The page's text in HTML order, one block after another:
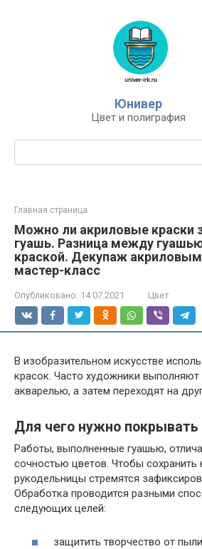
Юнивер
Цвет и полиграфия
Главная страница
Можно ли акриловые краски
гуашь. Разница между
краской. Декупаж
мастер-класс
Опубликовано: 14.07.2021 Цвет
В изобразительном искусстве
красок. Часто художники
акварелью, а затем переходят на
Для чего нужно покрывать
Работы, выполненные гуашью,
сочностью цветов. Чтобы сохранить
рукодельницы стремятся
Обработка проводится разными
следующих целей:
защитить творчество от